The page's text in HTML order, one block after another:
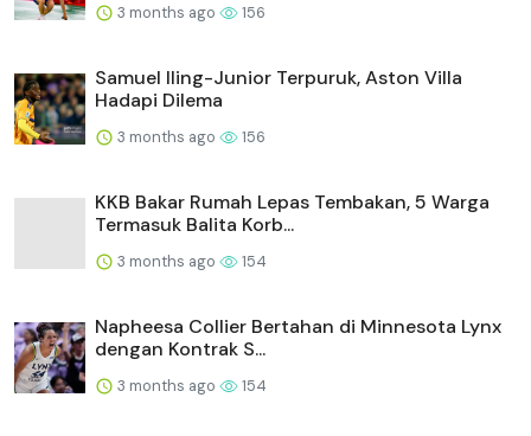
3 months ago 156
Samuel Iling-Junior Terpuruk, Aston Villa
Hadapi Dilema
3 months ago 156
KKB Bakar Rumah Lepas Tembakan, 5 Warga
Termasuk Balita Korb...
3 months ago 154
Napheesa Collier Bertahan di Minnesota Lynx
dengan Kontrak S...
3 months ago 154